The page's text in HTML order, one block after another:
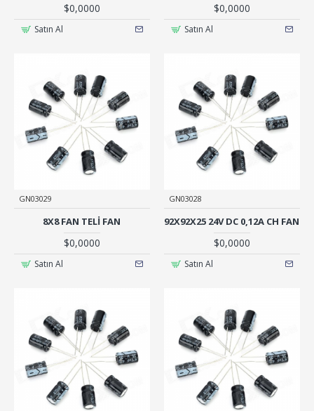
$0,0000
Satın Al
$0,0000
Satın Al
GN03029
8X8 FAN TELİ FAN
$0,0000
Satın Al
GN03028
92X92X25 24V DC 0,12A CH FAN
$0,0000
Satın Al